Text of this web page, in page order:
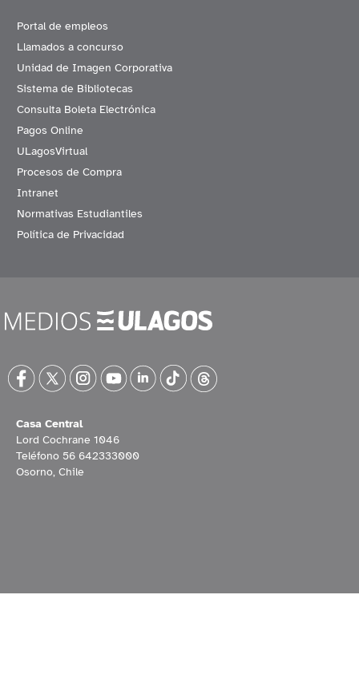
Portal de empleos
Llamados a concurso
Unidad de Imagen Corporativa
Sistema de Bibliotecas
Consulta Boleta Electrónica
Pagos Online
ULagosVirtual
Procesos de Compra
Intranet
Normativas Estudiantiles
Política de Privacidad
Casa Central
Lord Cochrane 1046
Teléfono 56 642333000
Osorno, Chile